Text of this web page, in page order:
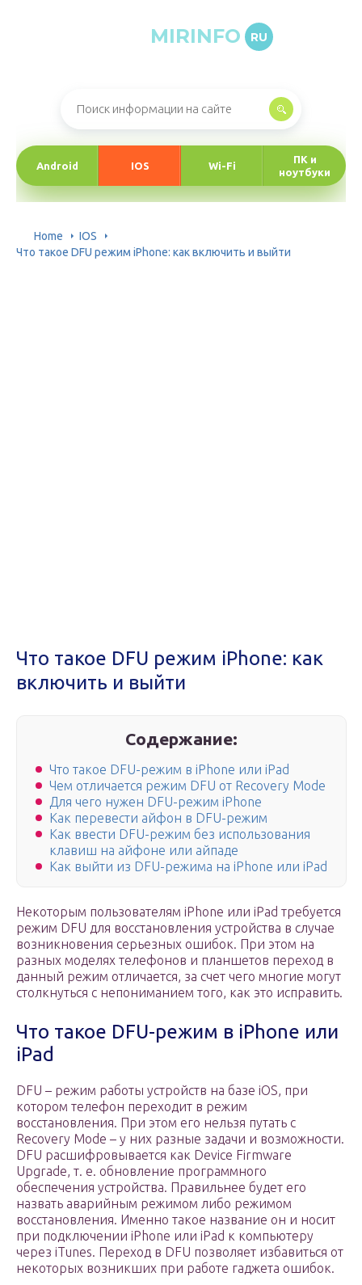
MIRINFO RU
Android IOS Wi-Fi
ПК и
ноутбуки
Home
IOS
Что такое DFU режим iPhone: как включить и выйти
Что такое DFU режим iPhone: как
включить и выйти
Содержание:
Что такое DFU-режим в iPhone или iPad
Чем отличается режим DFU от Recovery Mode
Для чего нужен DFU-режим iPhone
Как перевести айфон в DFU-режим
Как ввести DFU-режим без использования
клавиш на айфоне или айпаде
Как выйти из DFU-режима на iPhone или iPad
Некоторым пользователям iPhone или iPad требуется
режим DFU для восстановления устройства в случае
возникновения серьезных ошибок. При этом на
разных моделях телефонов и планшетов переход в
данный режим отличается, за счет чего многие могут
столкнуться с непониманием того, как это исправить.
Что такое DFU-режим в iPhone или
iPad
DFU – режим работы устройств на базе iOS, при
котором телефон переходит в режим
восстановления. При этом его нельзя путать с
Recovery Mode – у них разные задачи и возможности.
DFU расшифровывается как Device Firmware
Upgrade, т. е. обновление программного
обеспечения устройства. Правильнее будет его
назвать аварийным режимом либо режимом
восстановления. Именно такое название он и носит
при подключении iPhone или iPad к компьютеру
через iTunes. Переход в DFU позволяет избавиться от
некоторых возникших при работе гаджета ошибок.